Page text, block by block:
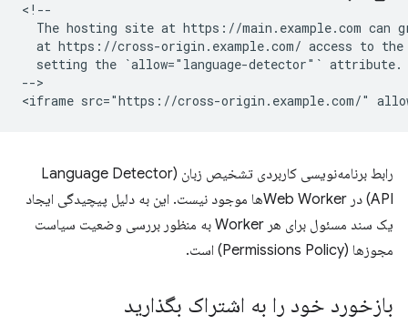
<!--
The hosting site at https://main.example.com can
at https://cross-origin.example.com/ access to
  setting the `allow="language-detector"` attribute.
-->
رابط برنامه‌نویسی کاربردی تشخیص زبان (Language Detector
API) در Web Workerها موجود نیست. این به دلیل پیچیدگی ایجاد
یک سند مسئول برای هر Worker به منظور بررسی وضعیت سیاست
مجوزها (Permissions Policy) است.
بازخورد خود را به اشتراک بگذارید